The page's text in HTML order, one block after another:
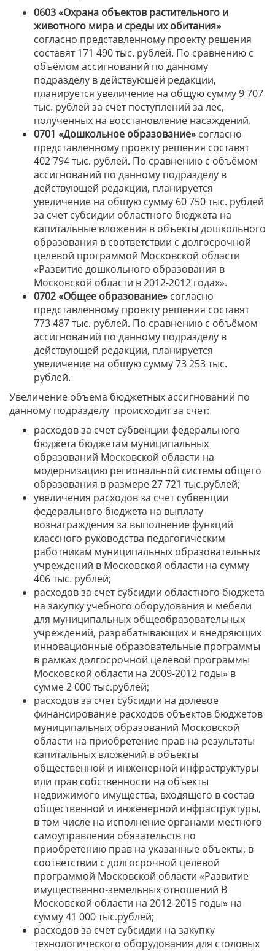
0603 «Охрана объектов растительного и
животного мира и среды их обитания»
согласно представленному проекту решения
составят 171 490 тыс. рублей. По сравнению с
объёмом ассигнований по данному
подразделу в действующей редакции,
планируется увеличение на общую сумму 9 707
тыс. рублей за счет поступлений за лес,
полученных на восстановление насаждений.
0701 «Дошкольное образование» согласно
представленному проекту решения составят
402 794 тыс. рублей. По сравнению с объёмом
ассигнований по данному подразделу в
действующей редакции, планируется
увеличение на общую сумму 60 750 тыс. рублей
за счет субсидии областного бюджета на
капитальные вложения в объекты дошкольного
образования в соответствии с долгосрочной
целевой программой Московской области
«Развитие дошкольного образования в
Московской области в 2012-2012 годах».
0702 «Общее образование» согласно
представленному проекту решения составят
773 487 тыс. рублей. По сравнению с объёмом
ассигнований по данному подразделу в
действующей редакции, планируется
увеличение на общую сумму 73 253 тыс.
рублей.
Увеличение объема бюджетных ассигнований по
данному подразделу происходит за счет:
расходов за счет субвенции федерального
бюджета бюджетам муниципальных
образований Московской области на
модернизацию региональной системы общего
образования в размере 27 721 тыс.рублей;
увеличения расходов за счет субвенции
федерального бюджета на выплату
вознаграждения за выполнение функций
классного руководства педагогическим
работникам муниципальных образовательных
учреждений в Московской области на сумму
406 тыс. рублей;
расходов за счет субсидии областного бюджета
на закупку учебного оборудования и мебели
для муниципальных общеобразовательных
учреждений, разрабатывающих и внедряющих
инновационные образовательные программы
в рамках долгосрочной целевой программы
Московской области на 2009-2012 годы» в
сумме 2 000 тыс.рублей;
расходов за счет субсидии на долевое
финансирование расходов объектов бюджетов
муниципальных образований Московской
области на приобретение прав на результаты
капитальных вложений в объекты
общественной и инженерной инфраструктуры
или прав собственности на объекты
недвижимого имущества, входящего в состав
общественной и инженерной инфраструктуры,
в том числе на исполнение органами местного
самоуправления обязательств по
приобретению прав на указанные объекты, в
соответствии с долгосрочной целевой
программой Московской области «Развитие
имущественно-земельных отношений В
Московской области на 2012-2015 годы» на
сумму 41 000 тыс.рублей;
расходов за счет субсидии на закупку
технологического оборудования для столовых